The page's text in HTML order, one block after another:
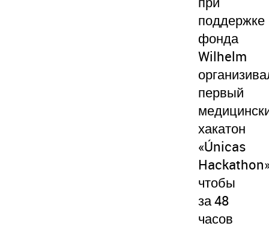
поддержке
фонда
Wilhelm
первый
хакатон
«Únicas
чтобы
за 48
часов